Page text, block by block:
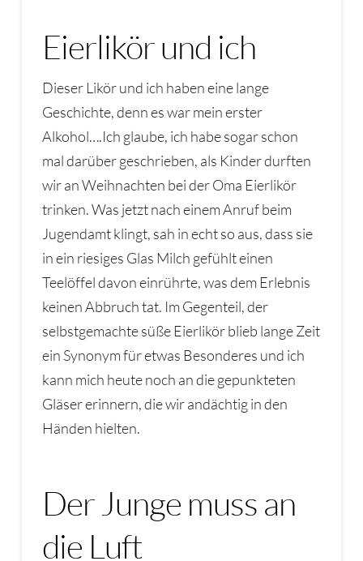
Eierlikör und ich
Dieser Likör und ich haben eine lange
Geschichte, denn es war mein erster
Alkohol….Ich glaube, ich habe sogar schon
mal darüber geschrieben, als Kinder durften
wir an Weihnachten bei der Oma Eierlikör
trinken. Was jetzt nach einem Anruf beim
Jugendamt klingt, sah in echt so aus, dass sie
in ein riesiges Glas Milch gefühlt einen
Teelöffel davon einrührte, was dem Erlebnis
keinen Abbruch tat. Im Gegenteil, der
selbstgemachte süße Eierlikör blieb lange Zeit
ein Synonym für etwas Besonderes und ich
kann mich heute noch an die gepunkteten
Gläser erinnern, die wir andächtig in den
Händen hielten.
Der Junge muss an
die Luft